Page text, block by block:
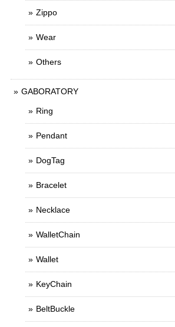
Zippo
Wear
Others
GABORATORY
Ring
Pendant
DogTag
Bracelet
Necklace
WalletChain
Wallet
KeyChain
BeltBuckle